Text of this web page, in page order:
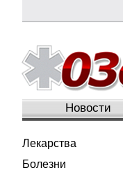
Новости
Лекарства
Болезни